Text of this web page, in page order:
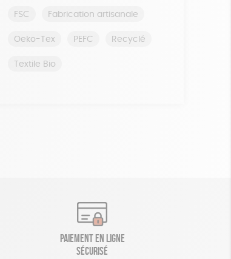
FSC Fabrication artisanale
Oeko-Tex PEFC Recyclé
Textile Bio
Paiement en ligne
sécurisé